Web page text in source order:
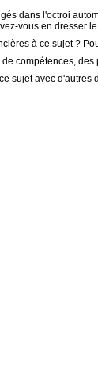
dans l'octroi
vous en dresser
à ce sujet ?
compétences,
sujet avec